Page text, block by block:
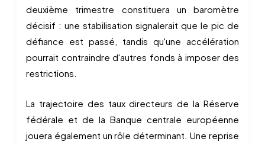
deuxième trimestre constituera un baromètre
décisif : une stabilisation signalerait que le pic de
défiance est passé, tandis qu'une accélération
pourrait contraindre d'autres fonds à imposer des
restrictions.
La trajectoire des taux directeurs de la Réserve
fédérale et de la Banque centrale européenne
jouera également un rôle déterminant. Une reprise